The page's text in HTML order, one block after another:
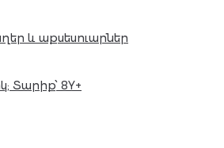
և աքսեսուարներ
Տարիք՝ 8Y+